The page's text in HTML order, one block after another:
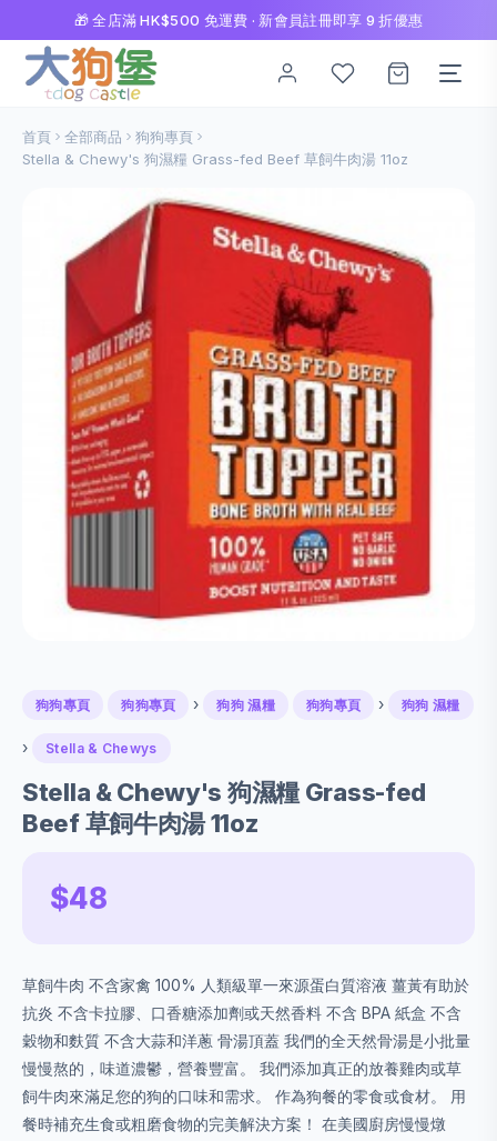
🎁 全店滿 HK$500 免運費 · 新會員註冊即享 9 折優惠
首頁 全部商品
狗狗專頁
Stella & Chewy's 狗濕糧 Grass-fed Beef 草飼牛肉湯 11oz
狗狗專頁 狗狗專頁 › 狗狗 濕糧 狗狗專頁 › 狗狗 濕糧
› Stella & Chewys
Stella & Chewy's 狗濕糧 Grass-fed
Beef 草飼牛肉湯 11oz
$48
草飼牛肉 不含家禽 100% 人類級單一來源蛋白質溶液 薑黃有助於
抗炎 不含卡拉膠、口香糖添加劑或天然香料 不含 BPA 紙盒 不含
穀物和麩質 不含大蒜和洋蔥 骨湯頂蓋 我們的全天然骨湯是小批量
慢慢熬的，味道濃鬱，營養豐富。 我們添加真正的放養雞肉或草
飼牛肉來滿足您的狗的口味和需求。 作為狗餐的零食或食材。 用
餐時補充生食或粗磨食物的完美解決方案！ 在美國廚房慢慢燉